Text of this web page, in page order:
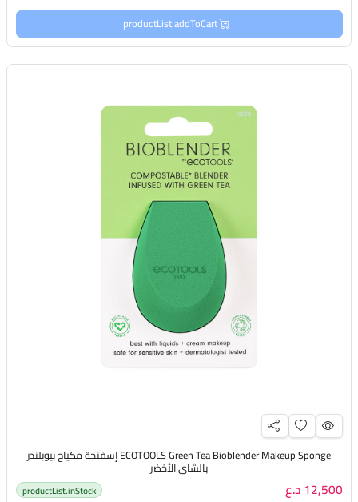
productList.addToCart
ECOTOOLS Green Tea Bioblender Makeup Sponge إسفنجة مكياج بيوبلندر
بالشاي الأخضر
12,500 د.ع productList.inStock